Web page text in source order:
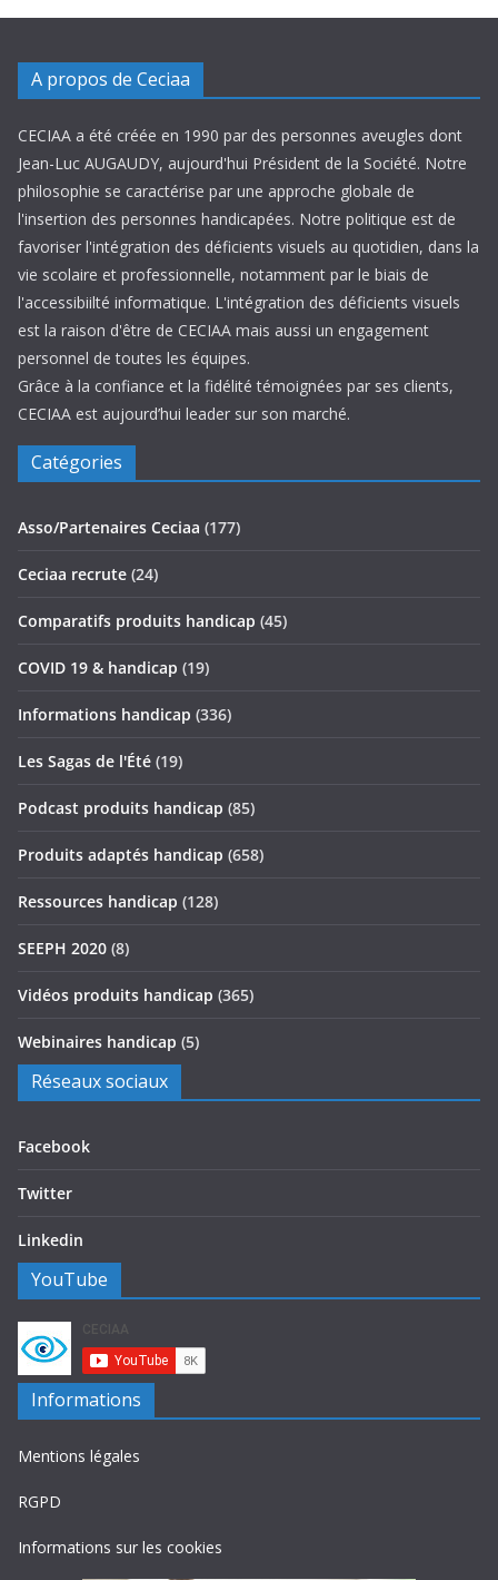
A propos de Ceciaa
CECIAA a été créée en 1990 par des personnes aveugles dont
Jean-Luc AUGAUDY, aujourd'hui Président de la Société. Notre
philosophie se caractérise par une approche globale de
l'insertion des personnes handicapées. Notre politique est de
favoriser l'intégration des déficients visuels au quotidien, dans la
vie scolaire et professionnelle, notamment par le biais de
l'accessibiilté informatique. L'intégration des déficients visuels
est la raison d'être de CECIAA mais aussi un engagement
personnel de toutes les équipes.
Grâce à la confiance et la fidélité témoignées par ses clients,
CECIAA est aujourd’hui leader sur son marché.
Catégories
Asso/Partenaires Ceciaa (177)
Ceciaa recrute (24)
Comparatifs produits handicap (45)
COVID 19 & handicap (19)
Informations handicap (336)
Les Sagas de l'Été (19)
Podcast produits handicap (85)
Produits adaptés handicap (658)
Ressources handicap (128)
SEEPH 2020 (8)
Vidéos produits handicap (365)
Webinaires handicap (5)
Réseaux sociaux
Facebook
Twitter
Linkedin
YouTube
Informations
Mentions légales
RGPD
Informations sur les cookies